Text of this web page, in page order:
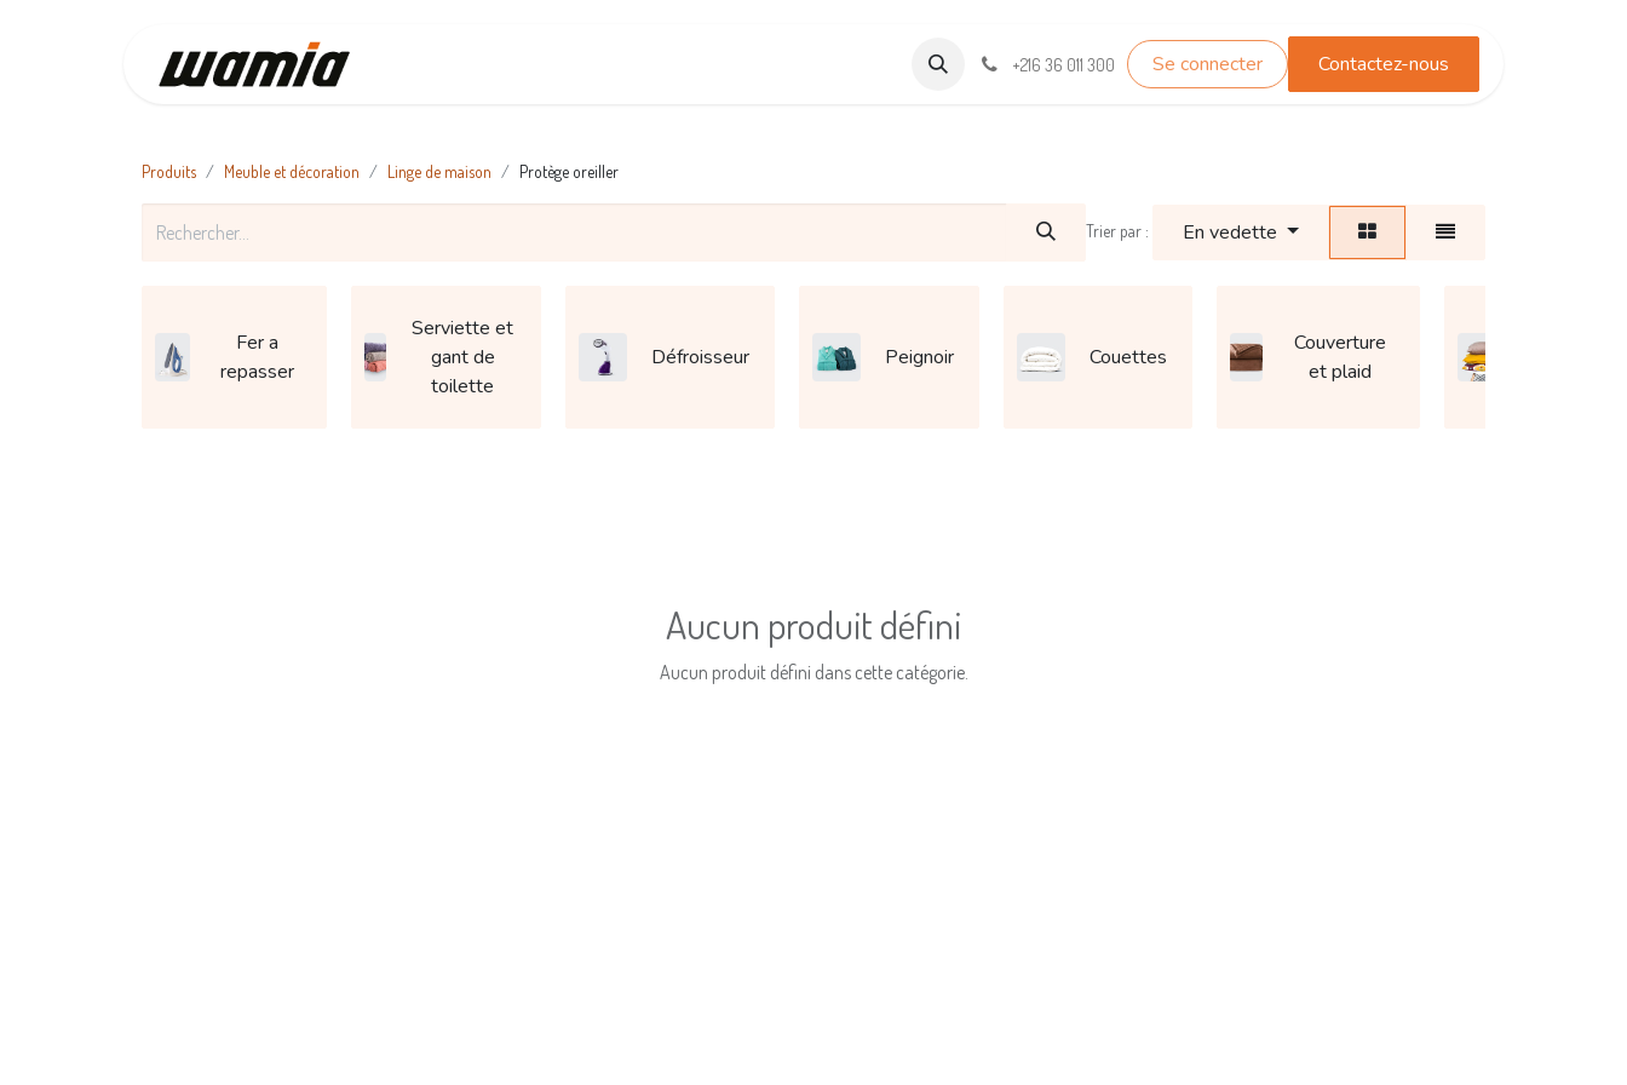
Wamia Marketpalce TEST_WHATSAPP Contactez-nous
+216 36 011 300 Se connecter Contactez-nous
Produits Meuble et décoration Linge de maison Protège oreiller
Trier par : En vedette
Fer a
repasser
Serviette et
gant de
toilette
Défroisseur Peignoir Couettes
Couverture
et plaid
Aucun produit défini
Aucun produit défini dans cette catégorie.